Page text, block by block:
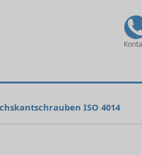
ISO 4014